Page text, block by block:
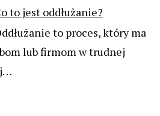
to jest oddłużanie?
to proces, który ma
lub firmom w trudnej